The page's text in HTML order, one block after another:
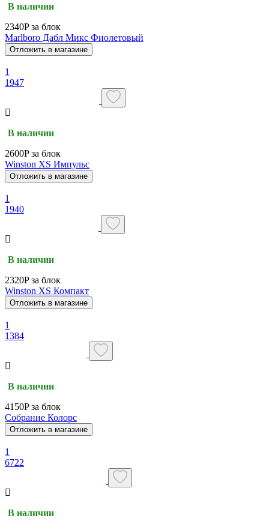
В наличии
2340P за блок
Marlboro Дабл Микс Фиолетовый
Отложить в магазине
1
1947
В наличии
2600P за блок
Winston XS Импульс
Отложить в магазине
1
1940
В наличии
2320P за блок
Winston XS Компакт
Отложить в магазине
1
1384
В наличии
4150P за блок
Собрание Колорс
Отложить в магазине
1
6722
В наличии